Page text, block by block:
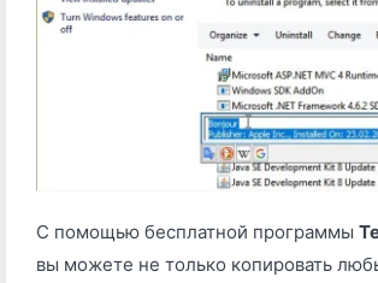
С помощью бесплатной программы
вы можете не только копировать